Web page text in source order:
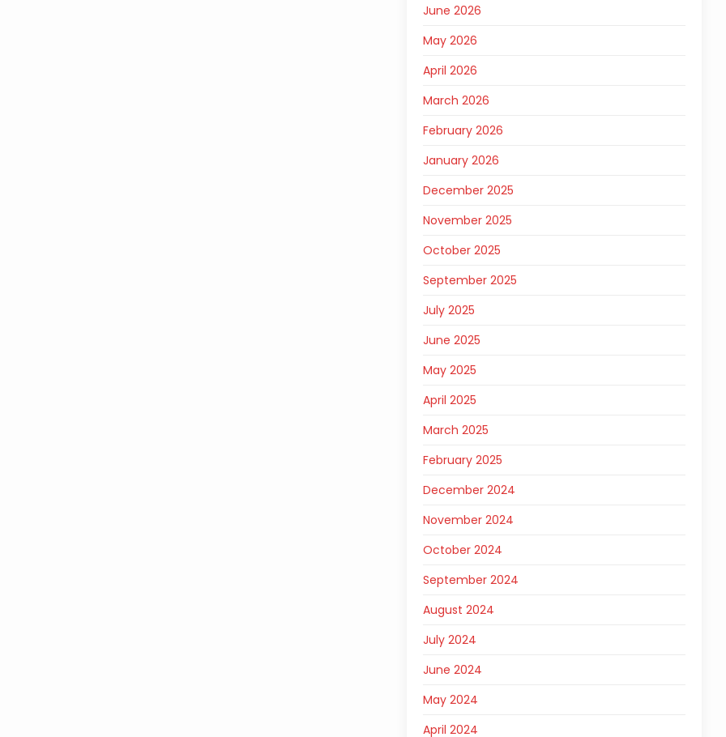
June 2026
May 2026
April 2026
March 2026
February 2026
January 2026
December 2025
November 2025
October 2025
September 2025
July 2025
June 2025
May 2025
April 2025
March 2025
February 2025
December 2024
November 2024
October 2024
September 2024
August 2024
July 2024
June 2024
May 2024
April 2024